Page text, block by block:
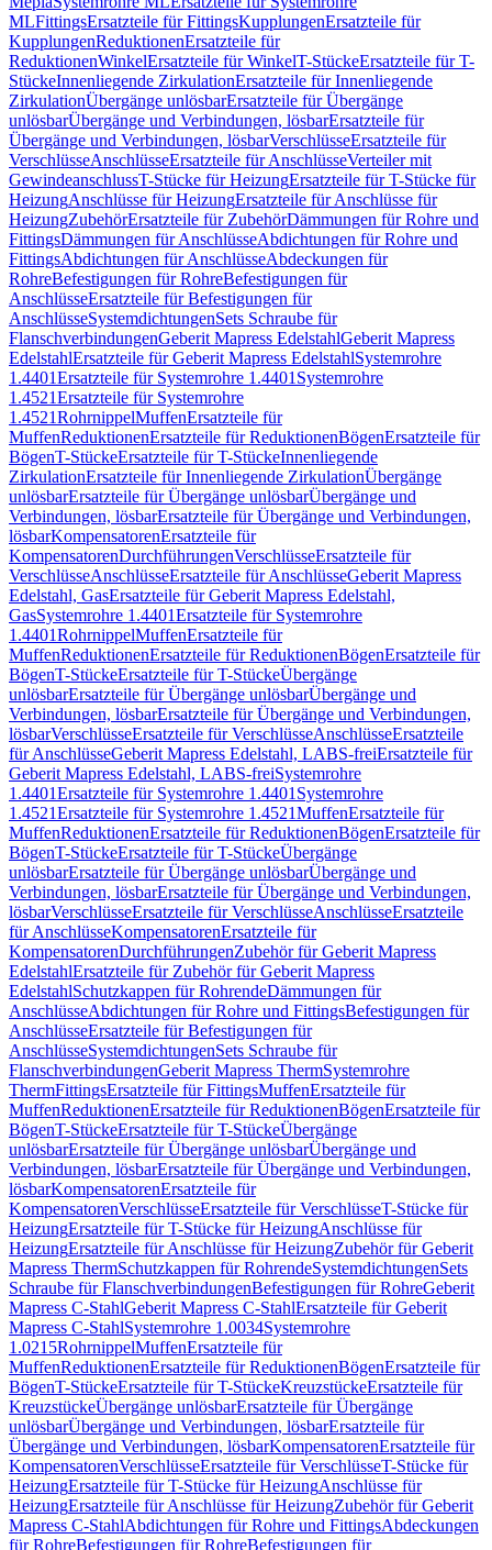
MLFittingsErsatzteile für FittingsKupplungenErsatzteile für
KupplungenReduktionenErsatzteile für
ReduktionenWinkelErsatzteile für WinkelT-StückeErsatzteile für T-
StückeInnenliegende ZirkulationErsatzteile für Innenliegende
ZirkulationÜbergänge unlösbarErsatzteile für Übergänge
unlösbarÜbergänge und Verbindungen, lösbarErsatzteile für
Übergänge und Verbindungen, lösbarVerschlüsseErsatzteile für
VerschlüsseAnschlüsseErsatzteile für AnschlüsseVerteiler mit
GewindeanschlussT-Stücke für HeizungErsatzteile für T-Stücke für
HeizungAnschlüsse für HeizungErsatzteile für Anschlüsse für
HeizungZubehörErsatzteile für ZubehörDämmungen für Rohre und
FittingsDämmungen für AnschlüsseAbdichtungen für Rohre und
FittingsAbdichtungen für AnschlüsseAbdeckungen für
RohreBefestigungen für RohreBefestigungen für
AnschlüsseErsatzteile für Befestigungen für
AnschlüsseSystemdichtungenSets Schraube für
FlanschverbindungenGeberit Mapress EdelstahlGeberit Mapress
EdelstahlErsatzteile für Geberit Mapress EdelstahlSystemrohre
1.4401Ersatzteile für Systemrohre 1.4401 Systemrohre
1.4521Ersatzteile für Systemrohre
1.4521RohrnippelMuffenErsatzteile für
MuffenReduktionenErsatzteile für ReduktionenBögenErsatzteile für
BögenT-StückeErsatzteile für T-StückeInnenliegende
ZirkulationErsatzteile für Innenliegende ZirkulationÜbergänge
unlösbarErsatzteile für Übergänge unlösbarÜbergänge und
Verbindungen, lösbarErsatzteile für Übergänge und Verbindungen,
lösbarKompensatorenErsatzteile für
KompensatorenDurchführungenVerschlüsseErsatzteile für
VerschlüsseAnschlüsseErsatzteile für AnschlüsseGeberit Mapress
Edelstahl, GasErsatzteile für Geberit Mapress Edelstahl,
GasSystemrohre 1.4401Ersatzteile für Systemrohre
1.4401RohrnippelMuffenErsatzteile für
MuffenReduktionenErsatzteile für ReduktionenBögenErsatzteile für
BögenT-StückeErsatzteile für T-StückeÜbergänge
unlösbarErsatzteile für Übergänge unlösbarÜbergänge und
Verbindungen, lösbarErsatzteile für Übergänge und Verbindungen,
lösbarVerschlüsseErsatzteile für VerschlüsseAnschlüsseErsatzteile
für AnschlüsseGeberit Mapress Edelstahl, LABS-freiErsatzteile für
Geberit Mapress Edelstahl, LABS-freiSystemrohre
1.4401Ersatzteile für Systemrohre 1.4401 Systemrohre
1.4521Ersatzteile für Systemrohre 1.4521MuffenErsatzteile für
MuffenReduktionenErsatzteile für ReduktionenBögenErsatzteile für
BögenT-StückeErsatzteile für T-StückeÜbergänge
unlösbarErsatzteile für Übergänge unlösbarÜbergänge und
Verbindungen, lösbarErsatzteile für Übergänge und Verbindungen,
lösbarVerschlüsseErsatzteile für VerschlüsseAnschlüsseErsatzteile
für AnschlüsseKompensatorenErsatzteile für
KompensatorenDurchführungenZubehör für Geberit Mapress
EdelstahlErsatzteile für Zubehör für Geberit Mapress
EdelstahlSchutzkappen für RohrendeDämmungen für
AnschlüsseAbdichtungen für Rohre und FittingsBefestigungen für
AnschlüsseErsatzteile für Befestigungen für
AnschlüsseSystemdichtungenSets Schraube für
FlanschverbindungenGeberit Mapress ThermSystemrohre
ThermFittingsErsatzteile für FittingsMuffenErsatzteile für
MuffenReduktionenErsatzteile für ReduktionenBögenErsatzteile für
BögenT-StückeErsatzteile für T-StückeÜbergänge
unlösbarErsatzteile für Übergänge unlösbarÜbergänge und
Verbindungen, lösbarErsatzteile für Übergänge und Verbindungen,
lösbarKompensatorenErsatzteile für
KompensatorenVerschlüsseErsatzteile für VerschlüsseT-Stücke für
HeizungErsatzteile für T-Stücke für HeizungAnschlüsse für
HeizungErsatzteile für Anschlüsse für HeizungZubehör für Geberit
Mapress ThermSchutzkappen für RohrendeSystemdichtungenSets
Schraube für FlanschverbindungenBefestigungen für RohreGeberit
Mapress C-StahlGeberit Mapress C-StahlErsatzteile für Geberit
Mapress C-StahlSystemrohre 1.0034Systemrohre
1.0215RohrnippelMuffenErsatzteile für
MuffenReduktionenErsatzteile für ReduktionenBögenErsatzteile für
BögenT-StückeErsatzteile für T-StückeKreuzstückeErsatzteile für
KreuzstückeÜbergänge unlösbarErsatzteile für Übergänge
unlösbarÜbergänge und Verbindungen, lösbarErsatzteile für
Übergänge und Verbindungen, lösbarKompensatorenErsatzteile für
KompensatorenVerschlüsseErsatzteile für VerschlüsseT-Stücke für
HeizungErsatzteile für T-Stücke für HeizungAnschlüsse für
HeizungErsatzteile für Anschlüsse für HeizungZubehör für Geberit
Mapress C-StahlAbdichtungen für Rohre und FittingsAbdeckungen
für RohreBefestigungen für RohreBefestigungen für